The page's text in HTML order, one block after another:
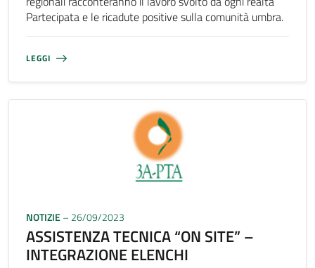
Partecipata e le ricadute positive sulla comunità umbra.
LEGGI
NOTIZIE– 26/09/2023
ASSISTENZA TECNICA “ON SITE” –
INTEGRAZIONE ELENCHI